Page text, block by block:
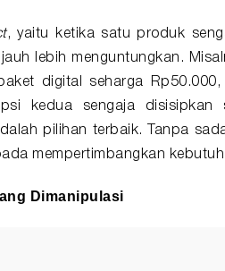
, yaitu ketika satu produk
lebih menguntungkan.
digital seharga
kedua sengaja disisipkan
pilihan terbaik. Tanpa
mempertimbangkan
Dimanipulasi